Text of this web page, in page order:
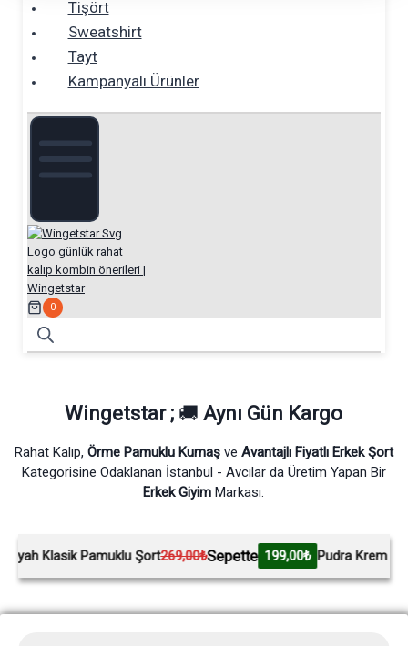
Tişört
Sweatshirt
Tayt
Kampanyalı Ürünler
0
Wingetstar ; 🚚Aynı Gün Kargo
Rahat Kalıp, Örme Pamuklu Kumaşve Avantajlı Fiyatlı Erkek Şort
Kategorisine Odaklanan İstanbul - Avcılar da Üretim Yapan Bir
Erkek GiyimMarkası.
Pamuklu Şort269,00₺Sepette 199,00₺ Pudra Krem Pamuklu Şort